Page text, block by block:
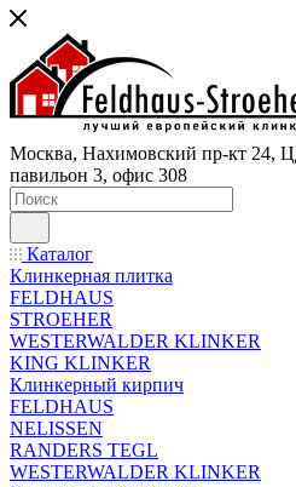
Москва, Нахимовский пр-кт 24,
павильон 3, офис 308
Каталог
Клинкерная плитка
FELDHAUS
STROEHER
WESTERWALDER KLINKER
KING KLINKER
Клинкерный кирпич
FELDHAUS
NELISSEN
RANDERS TEGL
WESTERWALDER KLINKER